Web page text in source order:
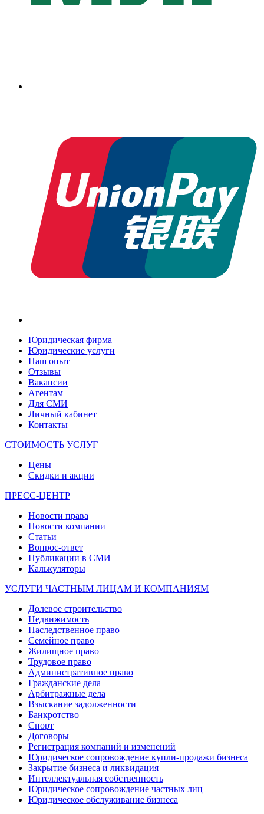
Юридическая фирма
Юридические услуги
Наш опыт
Отзывы
Вакансии
Агентам
Для СМИ
Личный кабинет
Контакты
СТОИМОСТЬ УСЛУГ
Цены
Скидки и акции
ПРЕСС-ЦЕНТР
Новости права
Новости компании
Статьи
Вопрос-ответ
Публикации в СМИ
Калькуляторы
УСЛУГИ ЧАСТНЫМ ЛИЦАМ И КОМПАНИЯМ
Долевое строительство
Недвижимость
Наследственное право
Семейное право
Жилищное право
Трудовое право
Административное право
Гражданские дела
Арбитражные дела
Взыскание задолженности
Банкротство
Спорт
Договоры
Регистрация компаний и изменений
Юридическое сопровождение купли-продажи бизнеса
Закрытие бизнеса и ликвидация
Интеллектуальная собственность
Юридическое сопровождение частных лиц
Юридическое обслуживание бизнеса